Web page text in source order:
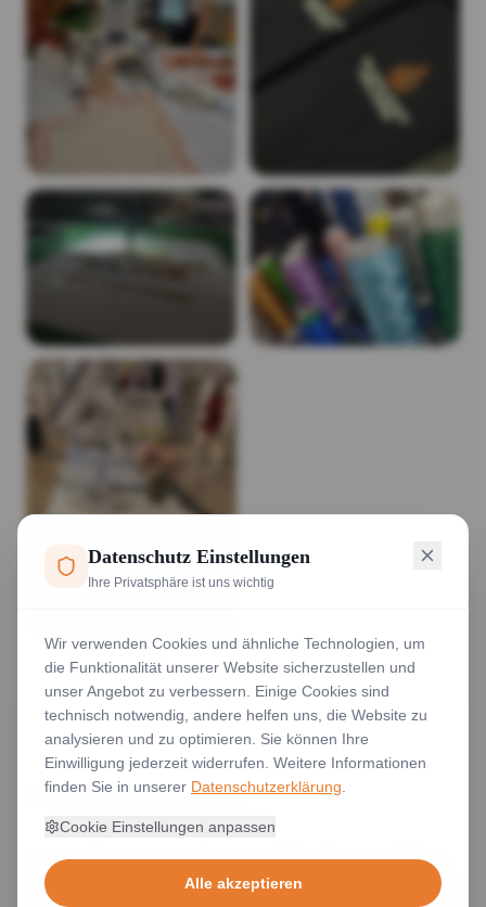
Datenschutz Einstellungen
Ihre Privatsphäre ist uns wichtig
Wir verwenden Cookies und ähnliche Technologien, um
die Funktionalität unserer Website sicherzustellen und
unser Angebot zu verbessern. Einige Cookies sind
technisch notwendig, andere helfen uns, die Website zu
analysieren und zu optimieren. Sie können Ihre
Einwilligung jederzeit widerrufen. Weitere Informationen
finden Sie in unserer Datenschutzerklärung
Cookie Einstellungen anpassen
Alle akzeptieren
Weitere Leistungen